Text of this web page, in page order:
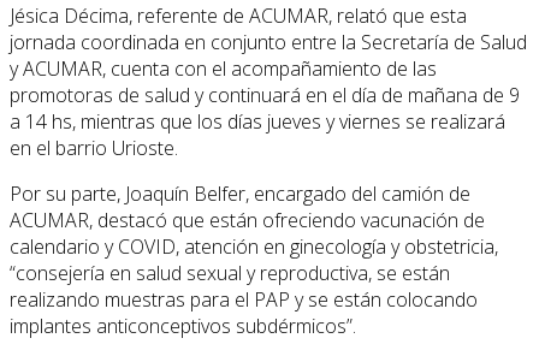
Jésica Décima, referente de ACUMAR, relató que esta
jornada coordinada en conjunto entre la Secretaría de Salud
y ACUMAR, cuenta con el acompañamiento de las
promotoras de salud y continuará en el día de mañana de 9
a 14 hs, mientras que los días jueves y viernes se realizará
en el barrio Urioste.
Por su parte, Joaquín Belfer, encargado del camión de
ACUMAR, destacó que están ofreciendo vacunación de
calendario y COVID, atención en ginecología y obstetricia,
“consejería en salud sexual y reproductiva, se están
realizando muestras para el PAP y se están colocando
implantes anticonceptivos subdérmicos”.